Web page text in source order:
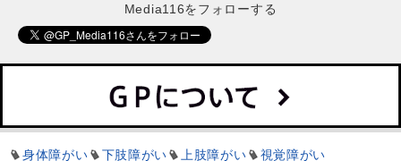
Media116をフォローする
身体障がい 下肢障がい 上肢障がい
視覚障がい